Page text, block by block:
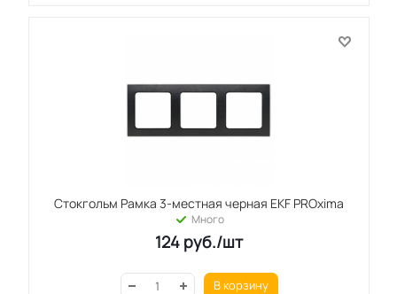
Стокгольм Рамка 3-местная черная EKF PROxima
Много
124 руб./шт
В корзину